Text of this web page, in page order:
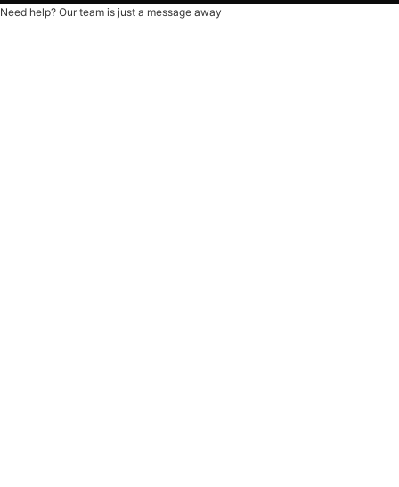
Need help? Our team is just a message away